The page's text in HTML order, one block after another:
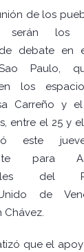
de los
serán los
debate en
Paulo,
los
Carreño y
entre el 25 y
este
para
del
de
Chávez.
que el